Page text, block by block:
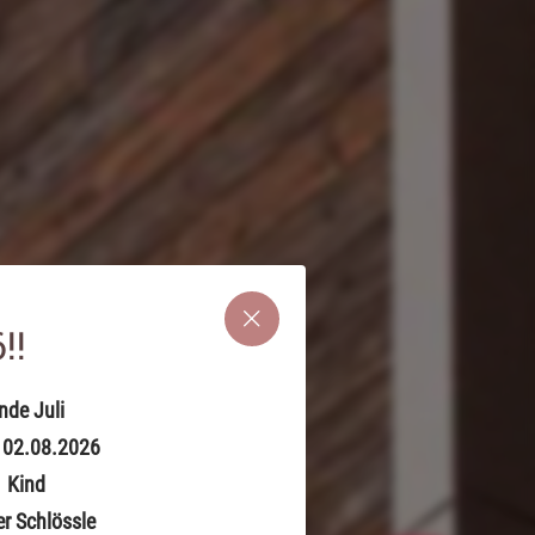
Juli
Kind
Schlössle